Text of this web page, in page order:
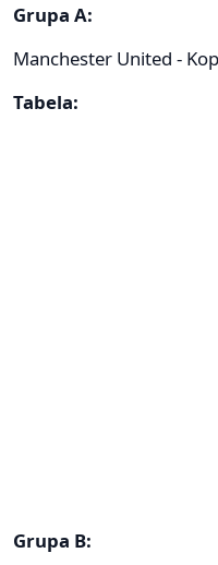
Grupa A:
Manchester United -
Tabela:
Grupa B: